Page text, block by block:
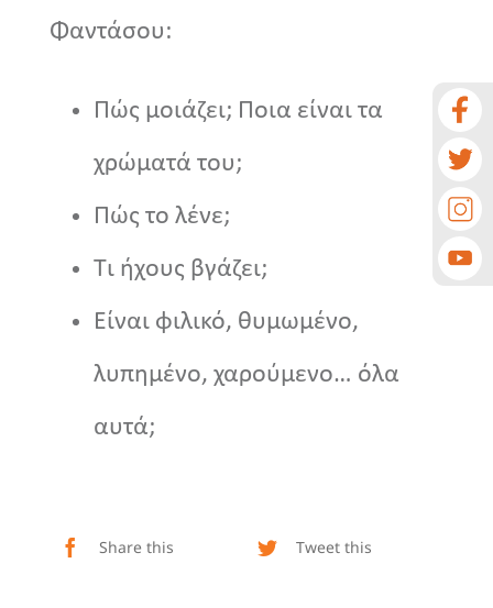
Φαντάσου:
Πώς μοιάζει; Ποια είναι τα
χρώματά του;
Πώς το λένε;
Τι ήχους βγάζει;
Είναι φιλικό, θυμωμένο,
λυπημένο, χαρούμενο… όλα
αυτά;
Share this Tweet this